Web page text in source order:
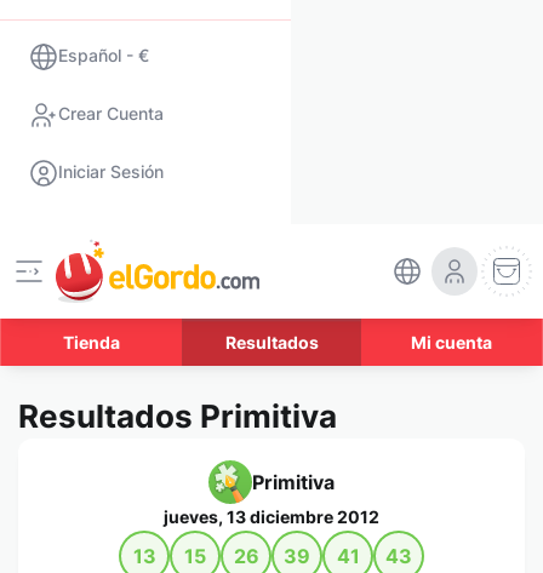
Español - €
Crear Cuenta
Iniciar Sesión
Tienda Resultados Mi cuenta
Resultados Primitiva
Primitiva
jueves, 13 diciembre 2012
13 15 26 39 41 43